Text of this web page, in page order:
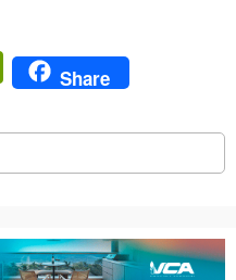
PrintFriendly
Share